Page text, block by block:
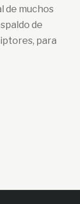
de muchos
de
para